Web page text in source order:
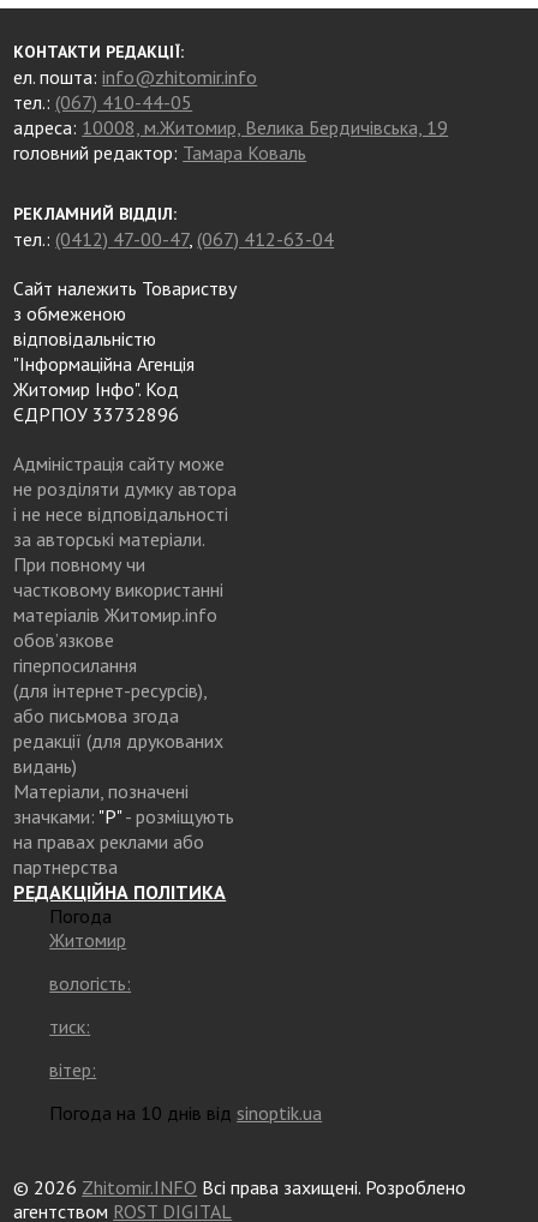
КОНТАКТИ РЕДАКЦІЇ:
ел. пошта:info@zhitomir.info
тел.: (067) 410-44-05
адреса: 10008, м.Житомир, Велика Бердичівська, 19
головний редактор: Тамара Коваль
РЕКЛАМНИЙ ВІДДІЛ:
тел.: (0412) 47-00-47, (067) 412-63-04
Сайт належить Товариству
з обмеженою
відповідальністю
"Інформаційна Агенція
Житомир Інфо". Код
ЄДРПОУ 33732896
Адміністрація сайту може
не розділяти думку автора
і не несе відповідальності
за авторські матеріали.
При повному чи
частковому використанні
матеріалів Житомир.info
обов’язкове
гіперпосилання
(для інтернет-ресурсів),
або письмова згода
редакції (для друкованих
видань)
Матеріали, позначені
значками: "Р"- розміщують
на правах реклами або
партнерства
РЕДАКЦІЙНА ПОЛІТИКА
Погода
Житомир
вологість:
тиск:
вітер:
Погода на 10 днів від sinoptik.ua
© 2026 Zhitomir.INFO Всі права захищені. Розроблено
агентством ROST DIGITAL